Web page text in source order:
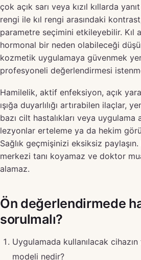
çok açık sarı veya kızıl kıllarda
rengi ile kıl rengi arasındaki
parametre seçimini etkileyebilir. Kıl
hormonal bir neden olabileceği
kozmetik uygulamaya güvenmek
profesyoneli değerlendirmesi
Hamilelik, aktif enfeksiyon, açık
ışığa duyarlılığı artırabilen ilaçlar,
bazı cilt hastalıkları veya uygulama
lezyonlar erteleme ya da hekim
Sağlık geçmişinizi eksiksiz
merkezi tanı koyamaz ve doktor
alamaz.
Ön değerlendirmede
sorulmalı?
Uygulamada kullanılacak
modeli nedir?